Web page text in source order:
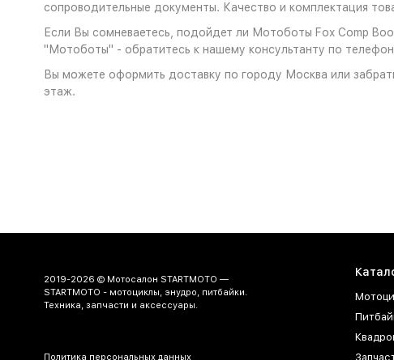
сопроводительные документы. Качество и комплектация
Если Вы сомневаетесь, подойдет ли Мотоботы Fox Comp
"Мотоботы" - обратитесь к нашему консультанту по
Вы можете оформить доставку по городу Москва или
этаж.
2019-2026 © Мотосалон STARTMOTO —
STARTMOTO - мотоциклы, энудро, питбайки.
Техника, запчасти и аксессуары.
Политика персональных данных